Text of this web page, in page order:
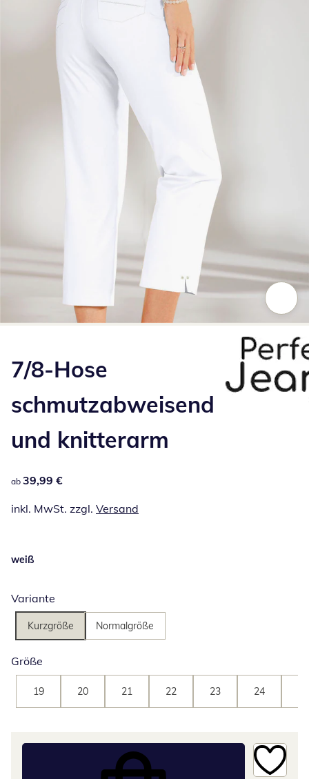
7/8-Hose
schmutzabweisend
und knitterarm
39,99 €
ab 39,99 €
inkl. MwSt. zzgl. Versand
weiß
Variante
Kurzgröße Normalgröße
Größe
19 20 21 22 23 24